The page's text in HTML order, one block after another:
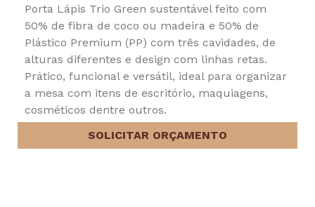
Porta Lápis Trio Green sustentável feito com
50% de fibra de coco ou madeira e 50% de
Plástico Premium (PP) com três cavidades, de
alturas diferentes e design com linhas retas.
Prático, funcional e versátil, ideal para organizar
a mesa com itens de escritório, maquiagens,
cosméticos dentre outros.
SOLICITAR ORÇAMENTO